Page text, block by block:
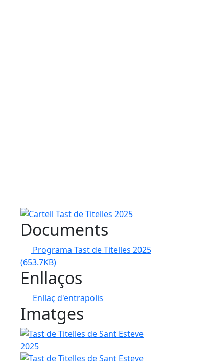
Cartell Tast de Titelles 2025
Documents
Programa Tast de Titelles 2025
(653.7KB)
Enllaços
Enllaç d'entrapolis
Imatges
Tast de Titelles de Sant Esteve 2025
Tast de Titelles de Sant Esteve 2025